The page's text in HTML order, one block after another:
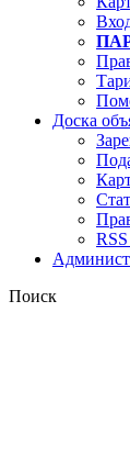
Доска
Поиск